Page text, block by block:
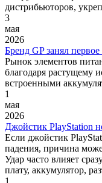
дистрибьюторов,
3
мая
2026
Бренд GP занял
Рынок элементов
благодаря растущему
встроенными
1
мая
2026
Джойстик PlayStation
Если джойстик
падения, причина
Удар часто влияет
плату, аккумулятор,
1